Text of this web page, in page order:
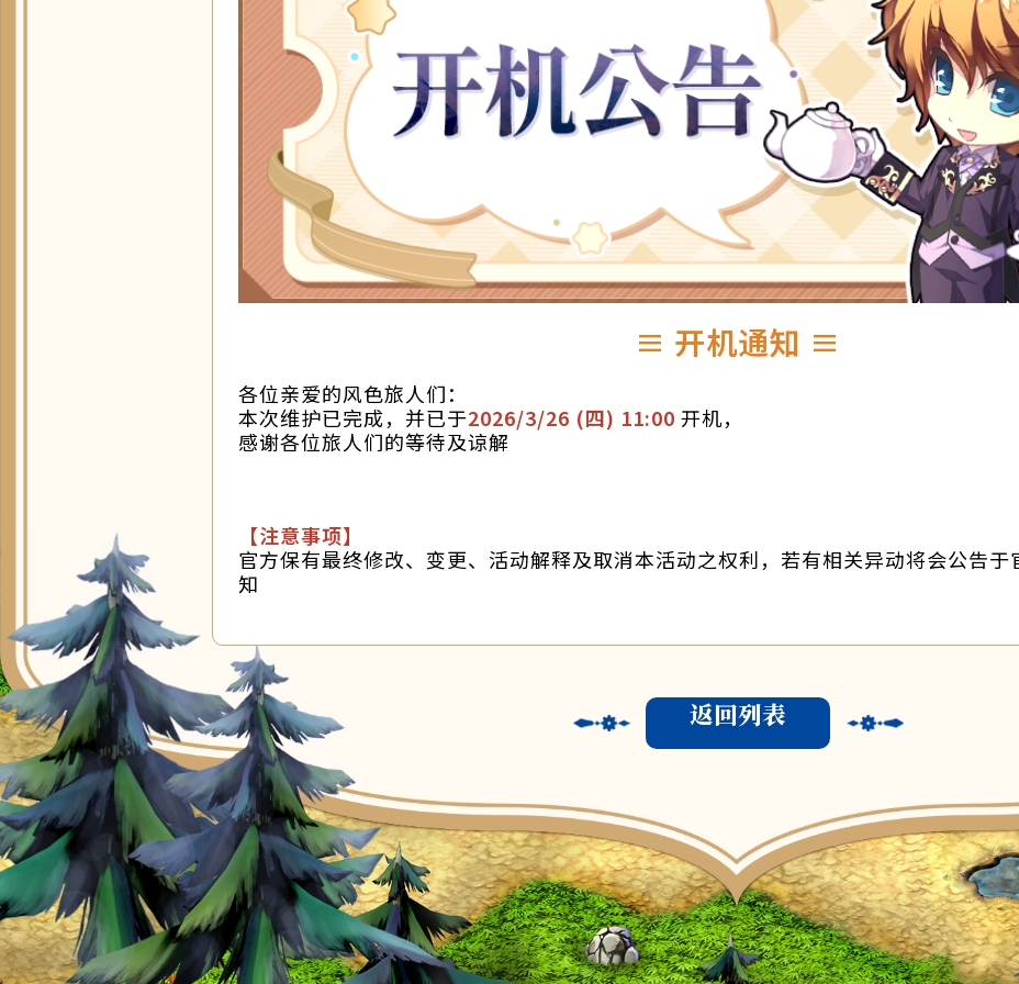
≡ 开机通知 ≡
各位亲爱的风色旅人们：
本次维护已完成，并已于2026/3/26 (四) 11:00 开机，
感谢各位旅人们的等待及谅解
【注意事项】
官方保有最终修改、变更、活动解释及取消本活动之权利，若有相关异动将会公告于
知
返回列表